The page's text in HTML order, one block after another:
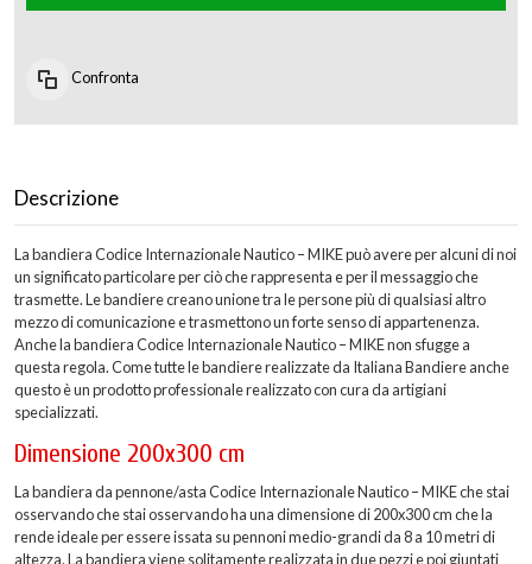
Confronta
Descrizione
La bandiera Codice Internazionale Nautico – MIKE può avere per alcuni di noi
un significato particolare per ciò che rappresenta e per il messaggio che
trasmette. Le bandiere creano unione tra le persone più di qualsiasi altro
mezzo di comunicazione e trasmettono un forte senso di appartenenza.
Anche la bandiera Codice Internazionale Nautico – MIKE non sfugge a
questa regola. Come tutte le bandiere realizzate da Italiana Bandiere anche
questo è un prodotto professionale realizzato con cura da artigiani
specializzati.
Dimensione 200x300 cm
La bandiera da pennone/asta Codice Internazionale Nautico – MIKE che stai
osservando che stai osservando ha una dimensione di 200x300 cm che la
rende ideale per essere issata su pennoni medio-grandi da 8 a 10 metri di
altezza. La bandiera viene solitamente realizzata in due pezzi e poi giuntati